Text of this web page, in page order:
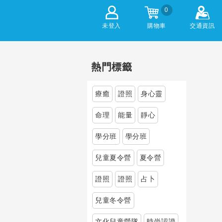
未登入
0
購物車 交通資訊
熱門標籤
療癒 證照 身心靈
命理 能量 靜心
學分班 學分班
兒童夏令營 夏令營
證照 證照 占卜
兒童冬令營